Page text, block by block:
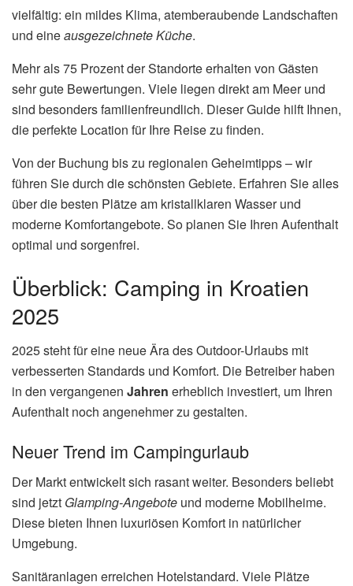
vielfältig: ein mildes Klima, atemberaubende Landschaften
und eineausgezeichnete Küche.
Mehr als 75 Prozent der Standorte erhalten von Gästen
sehr gute Bewertungen. Viele liegen direkt am Meer und
sind besonders familienfreundlich. Dieser Guide hilft Ihnen,
die perfekte Location für Ihre Reise zu finden.
Von der Buchung bis zu regionalen Geheimtipps – wir
führen Sie durch die schönsten Gebiete. Erfahren Sie alles
über die besten Plätze am kristallklaren Wasser und
moderne Komfortangebote. So planen Sie Ihren Aufenthalt
optimal und sorgenfrei.
Überblick: Camping in Kroatien
2025
2025 steht für eine neue Ära des Outdoor-Urlaubs mit
verbesserten Standards und Komfort. Die Betreiber haben
in den vergangenen Jahren erheblich investiert, um Ihren
Aufenthalt noch angenehmer zu gestalten.
Neuer Trend im Campingurlaub
Der Markt entwickelt sich rasant weiter. Besonders beliebt
sind jetzt Glamping-Angebote und moderne Mobilheime.
Diese bieten Ihnen luxuriösen Komfort in natürlicher
Umgebung.
Sanitäranlagen erreichen Hotelstandard. Viele Plätze